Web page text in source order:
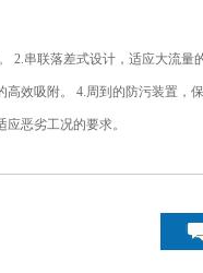
2.串联落差式设计，适应大流量
高效吸附。 4.周到的防污装置，
恶劣工况的要求。